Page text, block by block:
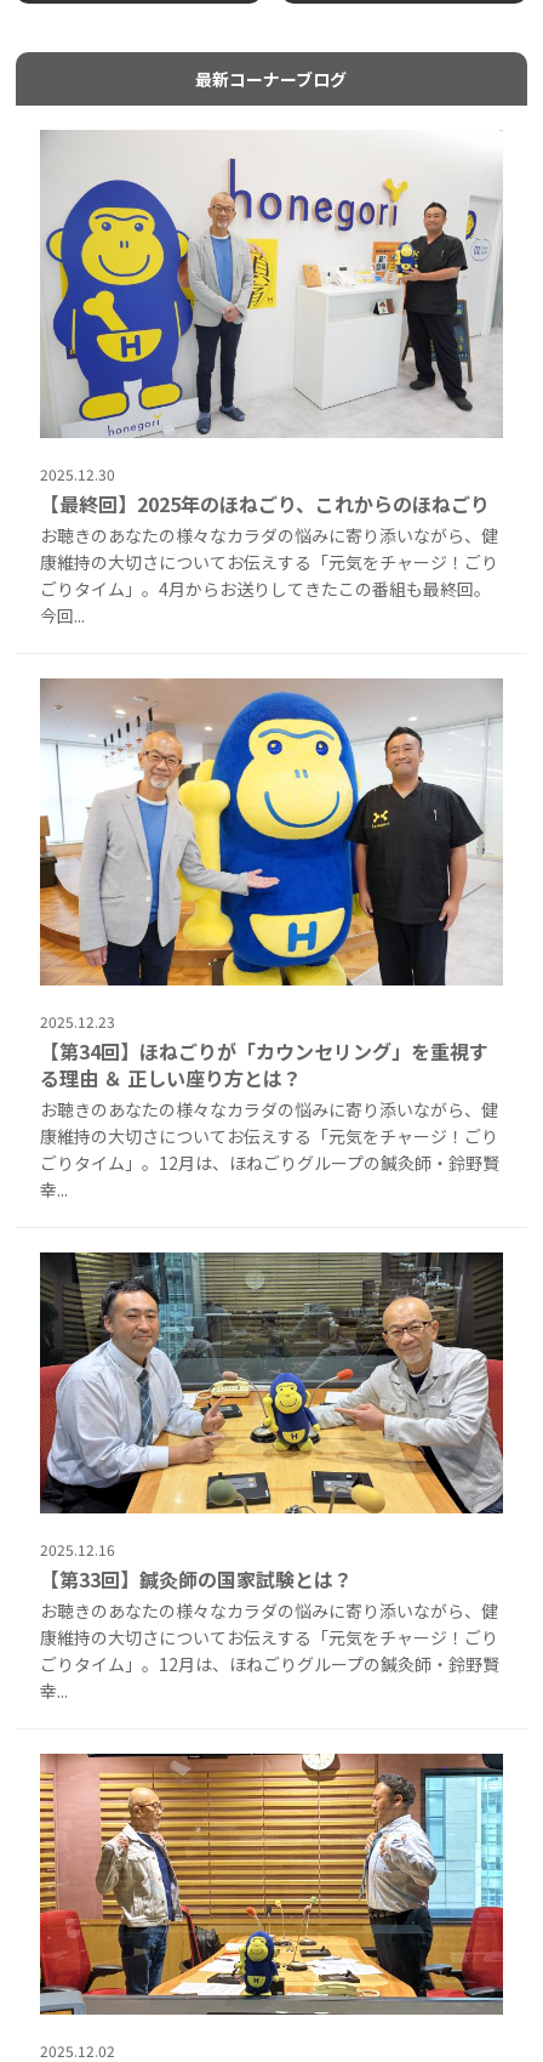
最新コーナーブログ
2025.12.30
【最終回】2025年のほねごり、これからのほねごり
お聴きのあなたの様々なカラダの悩みに寄り添いながら、健
康維持の大切さについてお伝えする「元気をチャージ！ごり
ごりタイム」。4月からお送りしてきたこの番組も最終回。
今回...
2025.12.23
【第34回】ほねごりが「カウンセリング」を重視す
る理由 ＆ 正しい座り方とは？
お聴きのあなたの様々なカラダの悩みに寄り添いながら、健
康維持の大切さについてお伝えする「元気をチャージ！ごり
ごりタイム」。12月は、ほねごりグループの鍼灸師・鈴野賢
幸...
2025.12.16
【第33回】鍼灸師の国家試験とは？
お聴きのあなたの様々なカラダの悩みに寄り添いながら、健
康維持の大切さについてお伝えする「元気をチャージ！ごり
ごりタイム」。12月は、ほねごりグループの鍼灸師・鈴野賢
幸...
2025.12.02